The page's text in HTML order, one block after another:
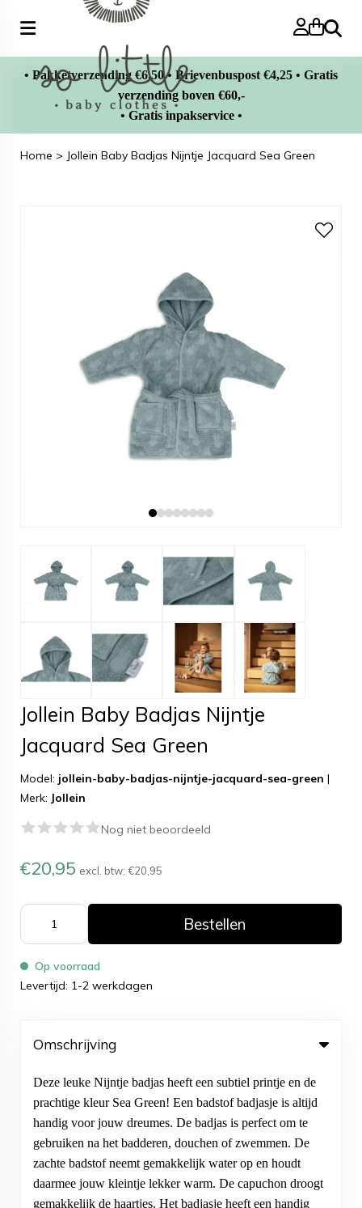
Zoeken
• Pakketverzending €6,50 • Brievenbuspost €4,25 • Gratis
verzending boven €60,-
• Gratis inpakservice •
Home > Jollein Baby Badjas Nijntje Jacquard Sea Green
Jollein Baby Badjas Nijntje
Jacquard Sea Green
Model: jollein-baby-badjas-nijntje-jacquard-sea-green |
Merk: Jollein
Nog niet beoordeeld
€20,95 excl. btw: €20,95
Bestellen
Op voorraad
Levertijd: 1-2 werkdagen
Omschrijving
Deze leuke Nijntje badjas heeft een subtiel printje en de
prachtige kleur Sea Green! Een badstof badjasje is altijd
handig voor jouw dreumes. De badjas is perfect om te
gebruiken na het badderen, douchen of zwemmen. De
zachte badstof neemt gemakkelijk water op en houdt
daarmee jouw kleintje lekker warm. De capuchon droogt
gemakkelijk de haartjes. Het badjasje heeft een handig